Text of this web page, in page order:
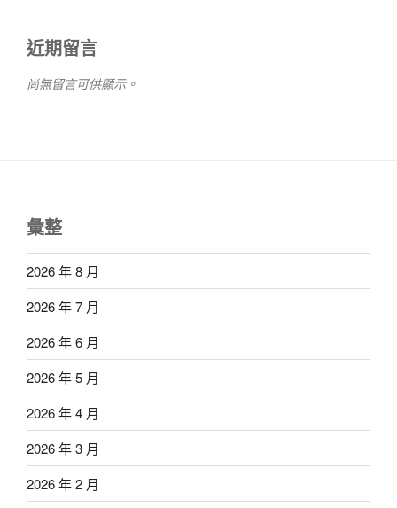
近期留言
尚無留言可供顯示。
彙整
2026 年 8 月
2026 年 7 月
2026 年 6 月
2026 年 5 月
2026 年 4 月
2026 年 3 月
2026 年 2 月